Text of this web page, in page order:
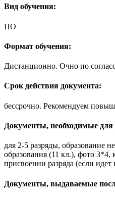
Вид обучения:
ПО
Формат обучения:
Дистанционно. Очно по
Срок действия документа:
бессрочно. Рекомендуем
Документы, необходимые для
для 2-5 разряды, образование
образования (11 кл.), фото 3*4,
присвоении разряда (если
Документы, выдаваемые